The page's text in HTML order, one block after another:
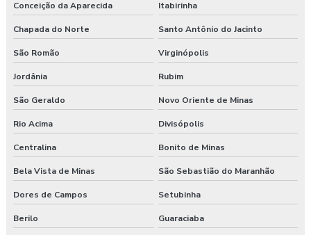
Conceição da Aparecida Itabirinha
Chapada do Norte Santo Antônio do Jacinto
São Romão Virginópolis
Jordânia Rubim
São Geraldo Novo Oriente de Minas
Rio Acima Divisópolis
Centralina Bonito de Minas
Bela Vista de Minas São Sebastião do Maranhão
Dores de Campos Setubinha
Berilo Guaraciaba